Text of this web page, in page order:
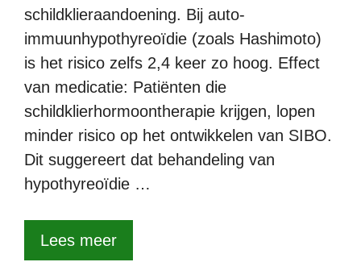
schildklieraandoening. Bij auto-
immuunhypothyreoïdie (zoals Hashimoto)
is het risico zelfs 2,4 keer zo hoog. Effect
van medicatie: Patiënten die
schildklierhormoontherapie krijgen, lopen
minder risico op het ontwikkelen van SIBO.
Dit suggereert dat behandeling van
hypothyreoïdie …
Lees meer